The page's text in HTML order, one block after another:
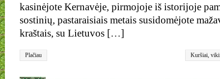
kasinėjote Kernavėje, pirmojoje iš istorijoje
sostinių, pastaraisiais metais susidomėjote
kraštais, su Lietuvos […]
Plačiau Kuršiai,